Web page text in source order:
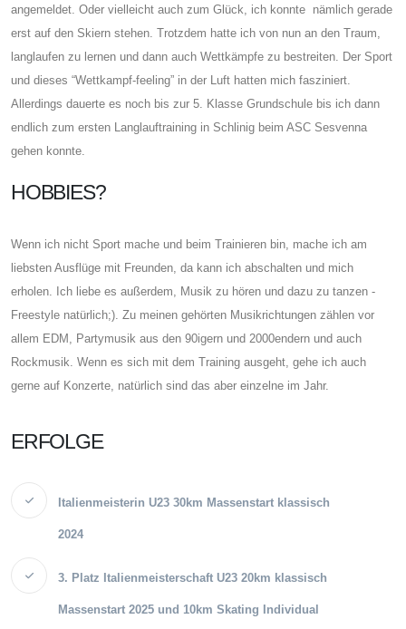
angemeldet. Oder vielleicht auch zum Glück, ich konnte nämlich gerade
erst auf den Skiern stehen. Trotzdem hatte ich von nun an den Traum,
langlaufen zu lernen und dann auch Wettkämpfe zu bestreiten. Der Sport
und dieses “Wettkampf-feeling” in der Luft hatten mich fasziniert.
Allerdings dauerte es noch bis zur 5. Klasse Grundschule bis ich dann
endlich zum ersten Langlauftraining in Schlinig beim ASC Sesvenna
gehen konnte.
HOBBIES?
Wenn ich nicht Sport mache und beim Trainieren bin, mache ich am
liebsten Ausflüge mit Freunden, da kann ich abschalten und mich
erholen. Ich liebe es außerdem, Musik zu hören und dazu zu tanzen -
Freestyle natürlich;). Zu meinen gehörten Musikrichtungen zählen vor
allem EDM, Partymusik aus den 90igern und 2000endern und auch
Rockmusik. Wenn es sich mit dem Training ausgeht, gehe ich auch
gerne auf Konzerte, natürlich sind das aber einzelne im Jahr.
ERFOLGE
Italienmeisterin U23 30km Massenstart klassisch
2024
3. Platz Italienmeisterschaft U23 20km klassisch
Massenstart 2025 und 10km Skating Individual